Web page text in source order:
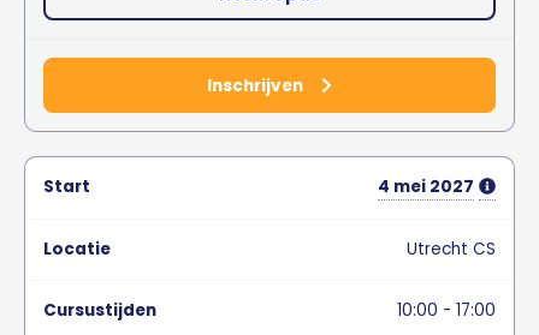
Inschrijven
4 mei 2027
Utrecht CS
10:00 - 17:00